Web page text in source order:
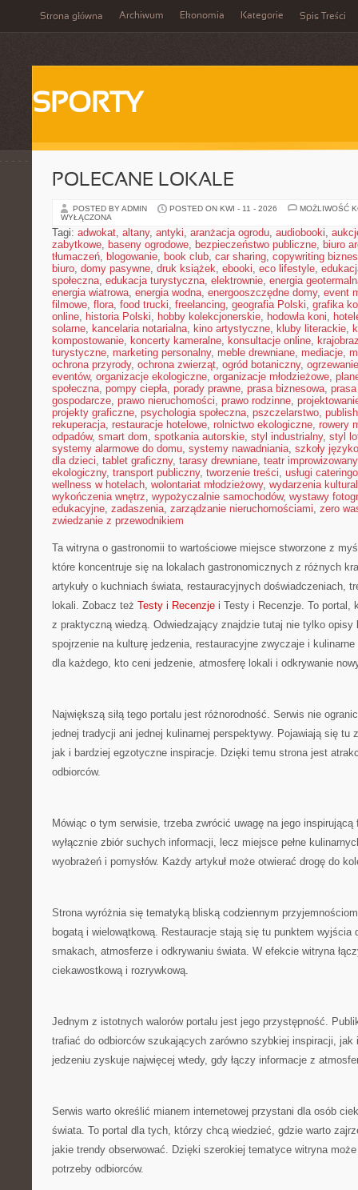
Strona główna Archiwum Ekonomia Kategorie Spis Treści
SPORTY
POLECANE LOKALE
POSTED BY ADMIN POSTED ON KWI - 11 - 2026
MOŻLIWOŚĆ
WYŁĄCZONA
Tagi: adwokat, altany, antyki, aranżacja ogrodu, audiobooki,
zabytkowe, baseny ogrodowe, bezpieczeństwo publiczne, biuro
tłumaczeń, blogowanie, book club, car sharing, copywriting
biuro, domy pasywne, druk książek, ebooki, eco lifestyle,
społeczna, edukacja turystyczna, elektrownie, energia
energia wiatrowa, energia wodna, energooszczędne domy, event
filmowe, flora, food trucki, freelancing, geografia Polski, grafika
online, historia Polski, hobby kolekcjonerskie, hodowla koni,
solarne, kancelaria notarialna, kino artystyczne, kluby literackie,
kompostowanie, koncerty kameralne, konsultacje online,
turystyczne, marketing personalny, meble drewniane, mediacje,
ochrona przyrody, ochrona zwierząt, ogród botaniczny,
eventów, organizacje ekologiczne, organizacje młodzieżowe,
społeczna, pompy ciepła, porady prawne, prasa biznesowa,
gospodarcze, prawo nieruchomości, prawo rodzinne,
projekty graficzne, psychologia społeczna, pszczelarstwo,
rekuperacja, restauracje hotelowe, rolnictwo ekologiczne, rowery
odpadów, smart dom, spotkania autorskie, styl industrialny, styl
systemy alarmowe do domu, systemy nawadniania, szkoły
dla dzieci, tablet graficzny, tarasy drewniane, teatr improwizowany
ekologiczny, transport publiczny, tworzenie treści, usługi
wellness w hotelach, wolontariat młodzieżowy, wydarzenia
wykończenia wnętrz, wypożyczalnie samochodów, wystawy
edukacyjne, zadaszenia, zarządzanie nieruchomościami, zero
zwiedzanie z przewodnikiem
Ta witryna o gastronomii to wartościowe miejsce stworzone z
które koncentruje się na lokalach gastronomicznych z różnych
artykuły o kuchniach świata, restauracyjnych doświadczeniach,
lokali. Zobacz też Testy i Recenzje i Testy i Recenzje. To portal,
z praktyczną wiedzą. Odwiedzający znajdzie tutaj nie tylko
spojrzenie na kulturę jedzenia, restauracyjne zwyczaje i
dla każdego, kto ceni jedzenie, atmosferę lokali i odkrywanie
Największą siłą tego portalu jest różnorodność. Serwis nie
jednej tradycji ani jednej kulinarnej perspektywy. Pojawiają się tu
jak i bardziej egzotyczne inspiracje. Dzięki temu strona jest
odbiorców.
Mówiąc o tym serwisie, trzeba zwrócić uwagę na jego inspirującą
wyłącznie zbiór suchych informacji, lecz miejsce pełne
wyobrażeń i pomysłów. Każdy artykuł może otwierać drogę do
Strona wyróżnia się tematyką bliską codziennym
bogatą i wielowątkową. Restauracje stają się tu punktem wyjścia
smakach, atmosferze i odkrywaniu świata. W efekcie witryna
ciekawostkową i rozrywkową.
Jednym z istotnych walorów portalu jest jego przystępność.
trafiać do odbiorców szukających zarówno szybkiej inspiracji, jak
jedzeniu zyskuje najwięcej wtedy, gdy łączy informacje z
Serwis warto określić mianem internetowej przystani dla osób
świata. To portal dla tych, którzy chcą wiedzieć, gdzie warto
jakie trendy obserwować. Dzięki szerokiej tematyce witryna
potrzeby odbiorców.